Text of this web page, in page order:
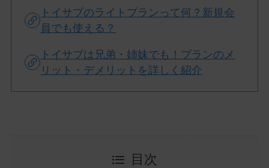
トイサブのライトプランって何？新規会
員でも使える？
トイサブは兄弟・姉妹でも！プランのメ
リット・デメリットを詳しく紹介
目次